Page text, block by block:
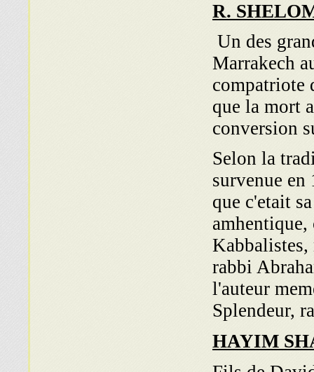
R.
Un des
Marrakech
compatriote
que la mort
conversion
Selon la
survenue
que c'etait
amhentique,
Kabbalistes,
rabbi
l'auteur
Splendeur,
HAYIM